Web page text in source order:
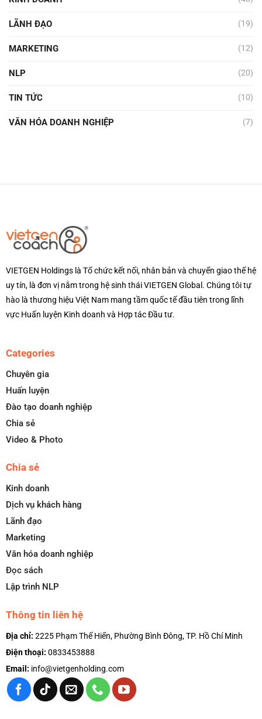
LÃNH ĐẠO (19)
MARKETING (12)
NLP (20)
TIN TỨC (10)
VĂN HÓA DOANH NGHIỆP (7)
VIETGEN Holdings là Tổ chức kết nối, nhân bản và chuyển giao thế hệ
uy tín, là đơn vị nằm trong hệ sinh thái VIETGEN Global. Chúng tôi tự
hào là thương hiệu Việt Nam mang tầm quốc tế đầu tiên trong lĩnh
vực Huấn luyện Kinh doanh và Hợp tác Đầu tư.
Categories
Chuyên gia
Huấn luyện
Đào tạo doanh nghiệp
Chia sẻ
Video & Photo
Chia sẻ
Kinh doanh
Dịch vụ khách hàng
Lãnh đạo
Marketing
Văn hóa doanh nghiệp
Đọc sách
Lập trình NLP
Thông tin liên hệ
Địa chỉ: 2225 Phạm Thế Hiển, Phường Bình Đông, TP. Hồ Chí Minh
Điện thoại: 0833453888
Email: info@vietgenholding.com